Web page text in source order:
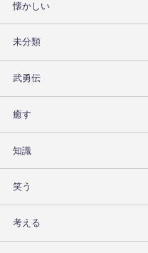
懐かしい
未分類
武勇伝
癒す
知識
笑う
考える